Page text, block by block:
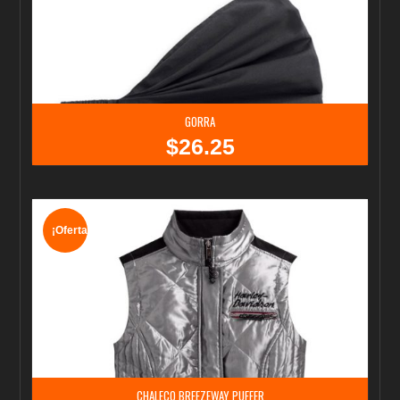
GORRA
$26.25
¡Oferta!
CHALECO BREEZEWAY PUFFER